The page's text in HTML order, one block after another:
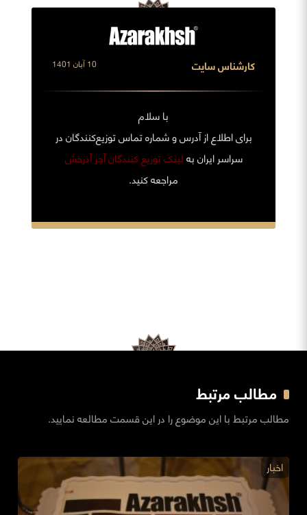
کارشناس سایت 10 آبان 1401
با سلام
برای اطلاع از آدرس و شماره تماس توزیع‌کنندگان در
سراسر ایران بهلینک توزیع کنندگان آجر آذرخش
مراجعه کنید.
مطالب مرتبط
مطالب مرتبط با این موضوع را در این قسمت مطالعه نمایید.
اخبار